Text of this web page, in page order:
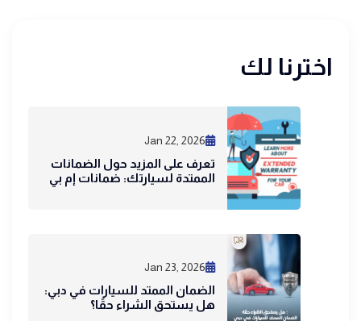
اخترنا لك
Jan 22, 2026
تعرف على المزيد حول الضمانات
الممتدة لسيارتك: ضمانات إم بي
Jan 23, 2026
الضمان الممتد للسيارات في دبي:
هل يستحق الشراء حقًا؟